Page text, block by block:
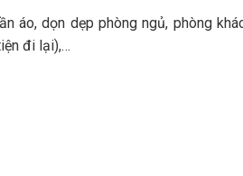
áo, dọn dẹp phòng ngủ, phòng
đi lại),…